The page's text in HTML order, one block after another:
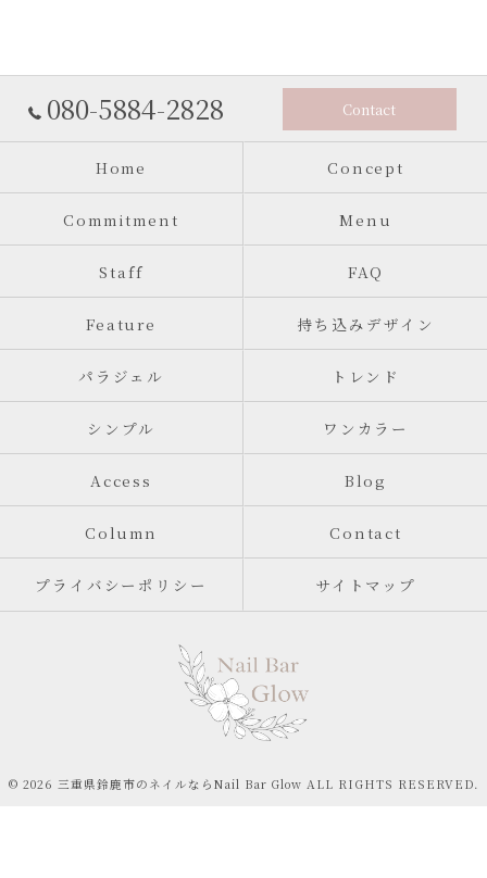
080-5884-2828 Contact
Home Concept
Commitment Menu
Staff FAQ
Feature 持ち込みデザイン
パラジェル トレンド
シンプル ワンカラー
Access Blog
Column Contact
プライバシーポリシー サイトマップ
© 2026 三重県鈴鹿市のネイルならNail Bar Glow ALL RIGHTS RESERVED.